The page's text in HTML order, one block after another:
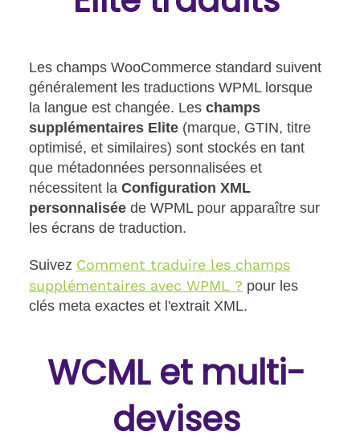
Les champs WooCommerce standard suivent
généralement les traductions WPML lorsque
la langue est changée. Les champs
supplémentaires Elite (marque, GTIN, titre
optimisé, et similaires) sont stockés en tant
que métadonnées personnalisées et
nécessitent la Configuration XML
personnalisée de WPMLpour apparaître sur
les écrans de traduction.
Suivez Comment traduire les champs
supplémentaires avec WPML ? pour les
clés meta exactes et l'extrait XML.
WCML et multi-
devises